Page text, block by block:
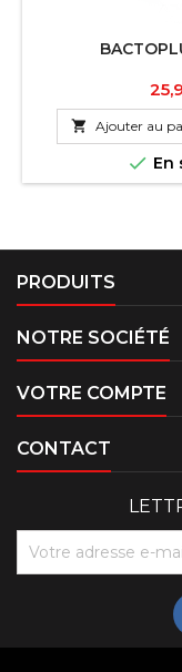
Prix
 Ajouter au
 En
PRODUITS
NOTRE SOCIÉTÉ
VOTRE COMPTE
CONTACT